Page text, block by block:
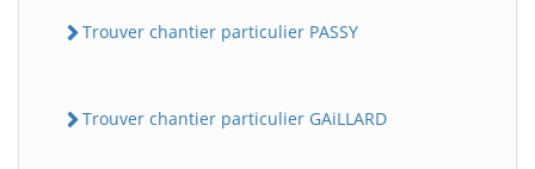
Trouver chantier particulier PASSY
Trouver chantier particulier GAiLLARD